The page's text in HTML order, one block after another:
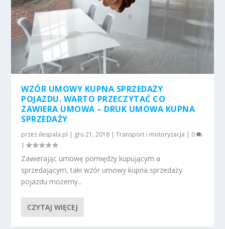
WZÓR UMOWY KUPNA SPRZEDAŻY
POJAZDU. WARTO PRZECZYTAĆ CO
ZAWIERA UMOWA – DRUK UMOWA KUPNA
SPRZEDAŻY
przez ilespala.pl | gru 21, 2018 |Transport i motoryzacja | 0
|
Zawierając umowę pomiędzy kupującym a
sprzedającym, taki wzór umowy kupna sprzedaży
pojazdu możemy...
CZYTAJ WIĘCEJ